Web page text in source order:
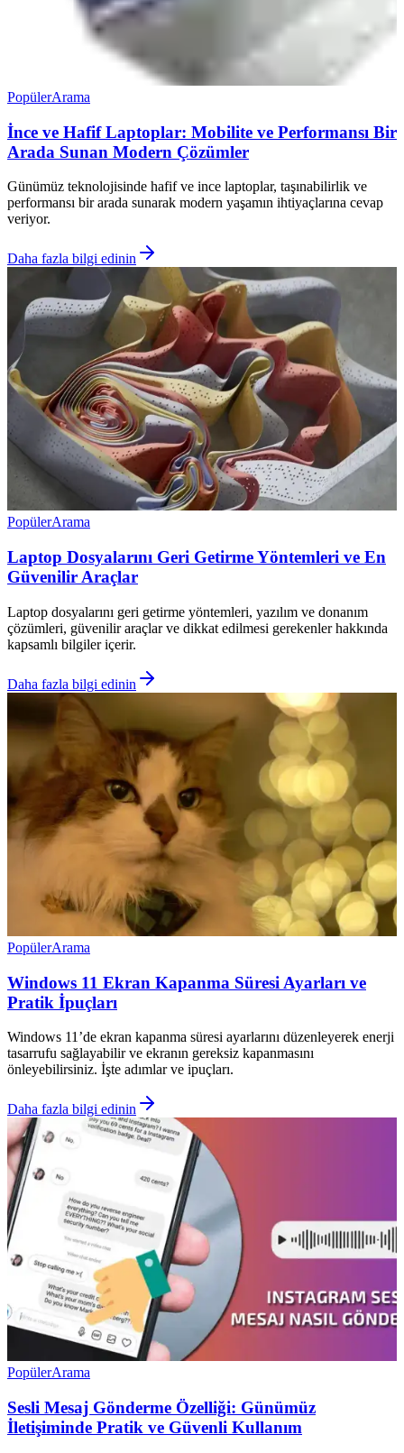
PopülerArama
İnce ve Hafif Laptoplar: Mobilite ve Performansı Bir
Arada Sunan Modern Çözümler
Günümüz teknolojisinde hafif ve ince laptoplar, taşınabilirlik ve
performansı bir arada sunarak modern yaşamın ihtiyaçlarına cevap
veriyor.
Daha fazla bilgi edinin
PopülerArama
Laptop Dosyalarını Geri Getirme Yöntemleri ve En
Güvenilir Araçlar
Laptop dosyalarını geri getirme yöntemleri, yazılım ve donanım
çözümleri, güvenilir araçlar ve dikkat edilmesi gerekenler hakkında
kapsamlı bilgiler içerir.
Daha fazla bilgi edinin
PopülerArama
Windows 11 Ekran Kapanma Süresi Ayarları ve
Pratik İpuçları
Windows 11’de ekran kapanma süresi ayarlarını düzenleyerek enerji
tasarrufu sağlayabilir ve ekranın gereksiz kapanmasını
önleyebilirsiniz. İşte adımlar ve ipuçları.
Daha fazla bilgi edinin
PopülerArama
Sesli Mesaj Gönderme Özelliği: Günümüz
İletişiminde Pratik ve Güvenli Kullanım